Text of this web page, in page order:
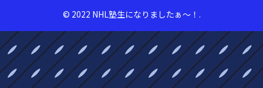
© 2022 NHL塾生になりましたぁ〜！.